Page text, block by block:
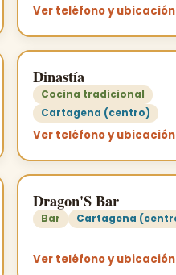
Ver teléfono y
Dinastía
Cocina tradicional
Cartagena (centro)
Ver teléfono y
Dragon'S Bar
Bar Cartagena
Ver teléfono y